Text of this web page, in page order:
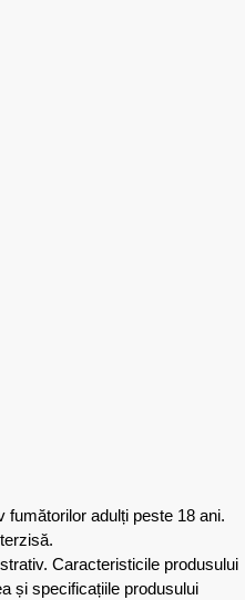
adulți peste 18 ani.
Caracteristicile produsului
și specificațiile produsului